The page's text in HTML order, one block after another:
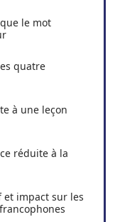
le mot
quatre
à une leçon
réduite à la
et impact sur les